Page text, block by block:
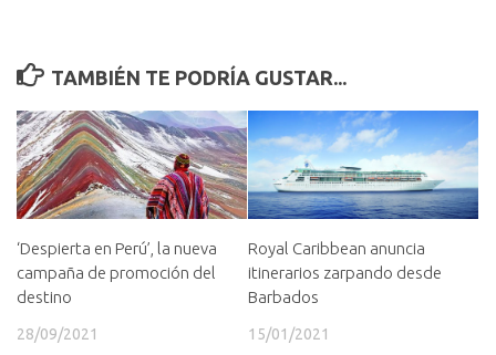
TAMBIÉN TE PODRÍA GUSTAR...
‘Despierta en Perú’, la nueva
campaña de promoción del
destino
28/09/2021
Royal Caribbean anuncia
itinerarios zarpando desde
Barbados
15/01/2021